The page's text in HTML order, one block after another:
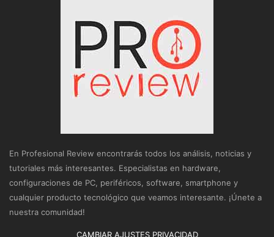
En Profesional Review encontrarás todos los análisis, noticias y
tutoriales más interesantes. Especialistas en hardware,
configuraciones de PC, periféricos, software, smartphone y
cualquier producto tecnológico que veamos interesante. ¡Únete a
nuestra comunidad!
CAMBIAR AJUSTES PRIVACIDAD